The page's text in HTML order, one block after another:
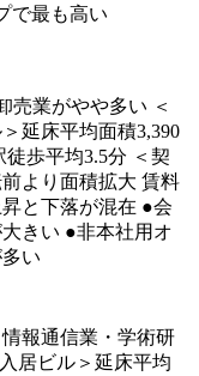
で最も高い
売業がやや多い ＜
延床平均面積3,390
徒歩平均3.5分 ＜契
より面積拡大 賃料
と下落が混在 ●会
きい ●非本社用オ
い
情報通信業・学術研
居ビル＞延床平均